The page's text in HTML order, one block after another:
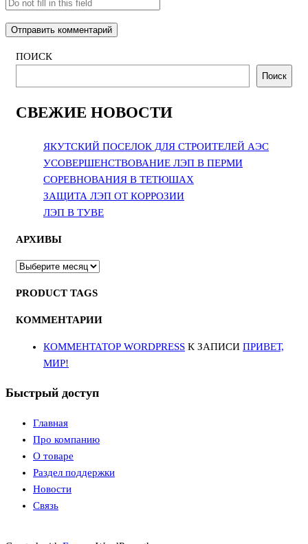
ПОИСК
Поиск
СВЕЖИЕ НОВОСТИ
ЯКУТСКИЙ ПОСЕЛОК ДЛЯ СТРОИТЕЛЕЙ АЭС
УСОВЕРШЕНСТВОВАНИЕ ЛЭП В ПЕРМИ
СОРЕВНОВАНИЯ В ТЕТЮШАХ
ЗАЩИТА ЛЭП ОТ КОРРОЗИИ
ЛЭП В ТУВЕ
АРХИВЫ
АРХИВЫ
PRODUCT TAGS
КОММЕНТАРИИ
КОММЕНТАТОР WORDPRESS К ЗАПИСИ ПРИВЕТ,
МИР!
Быстрый доступ
Главная
Про компанию
О товаре
Раздел поддержки
Новости
Связь